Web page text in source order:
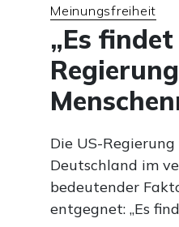
Meinungsfreiheit
„Es
Die US-
Deutschland im
bedeutender
entgegnet: „Es